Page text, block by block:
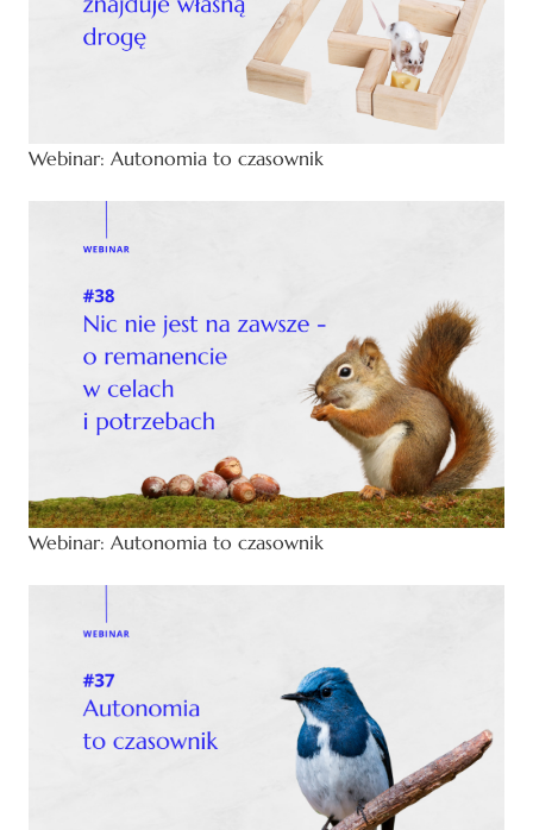
Webinar: Autonomia to czasownik
Webinar: Autonomia to czasownik